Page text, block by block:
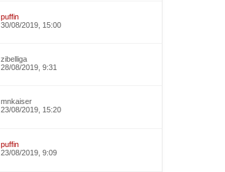
puffin
30/08/2019, 15:00
zibelliga
28/08/2019, 9:31
mnkaiser
23/08/2019, 15:20
puffin
23/08/2019, 9:09